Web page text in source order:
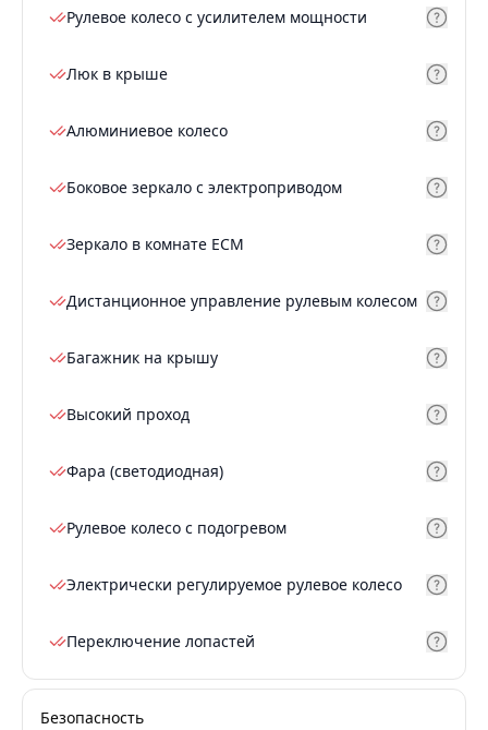
Рулевое колесо с усилителем мощности
Люк в крыше
Алюминиевое колесо
Боковое зеркало с электроприводом
Зеркало в комнате ECM
Дистанционное управление рулевым колесом
Багажник на крышу
Высокий проход
Фара (светодиодная)
Рулевое колесо с подогревом
Электрически регулируемое рулевое колесо
Переключение лопастей
Безопасность